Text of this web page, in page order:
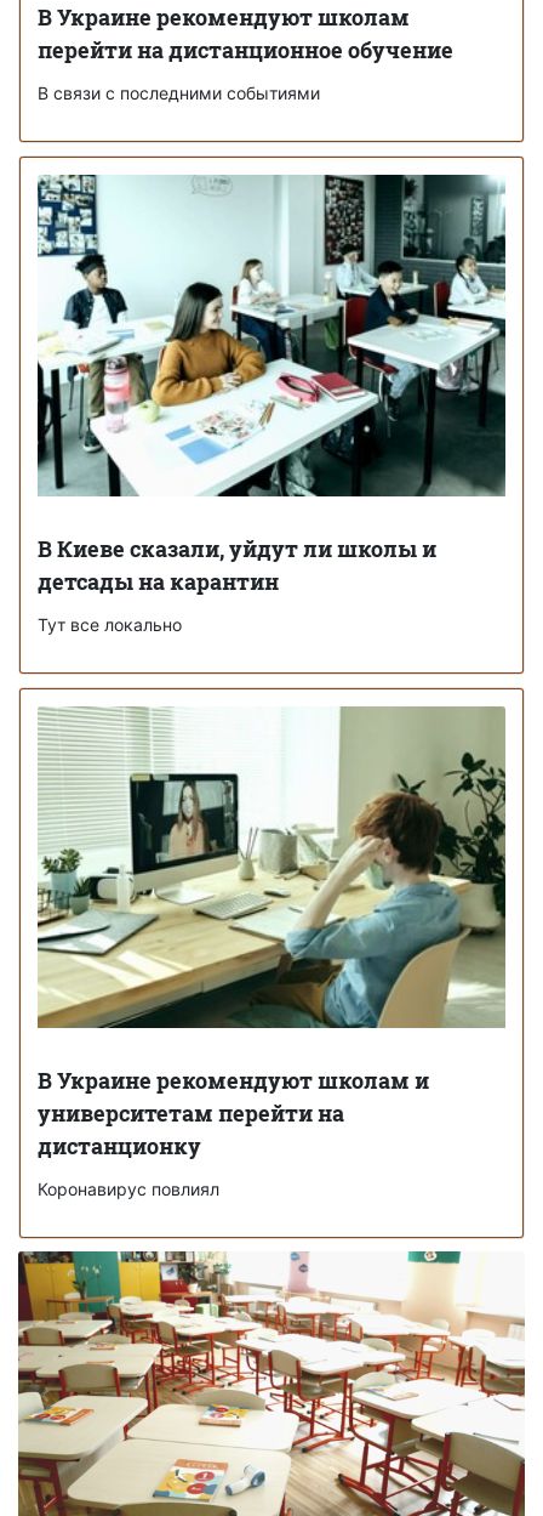
В Украине рекомендуют школам
перейти на дистанционное обучение
В связи с последними событиями
В Киеве сказали, уйдут ли школы и
детсады на карантин
Тут все локально
В Украине рекомендуют школам и
университетам перейти на
дистанционку
Коронавирус повлиял